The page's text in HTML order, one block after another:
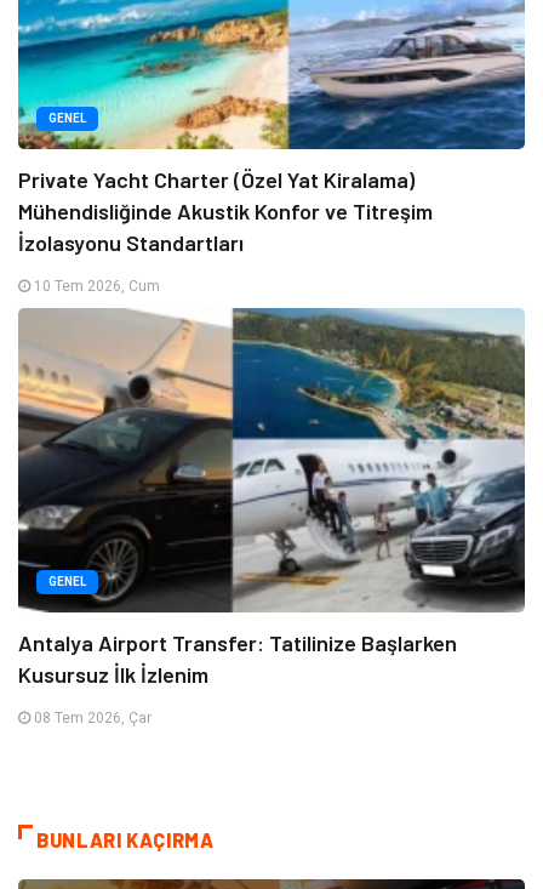
GENEL
Private Yacht Charter (Özel Yat Kiralama)
Mühendisliğinde Akustik Konfor ve Titreşim
İzolasyonu Standartları
10 Tem 2026, Cum
GENEL
Antalya Airport Transfer: Tatilinize Başlarken
Kusursuz İlk İzlenim
08 Tem 2026, Çar
BUNLARI KAÇIRMA